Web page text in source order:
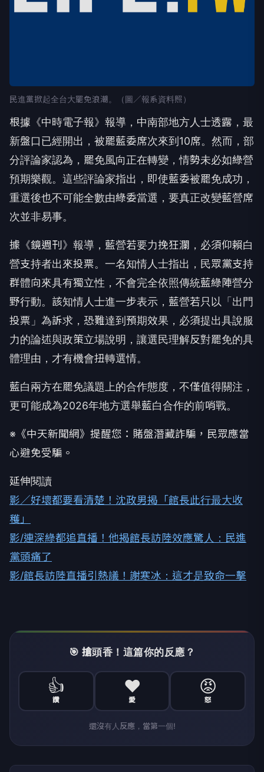
民進黨掀起全台大罷免浪潮。（圖／報系資料照）
根據《中時電子報》報導，中南部地方人士透露，最
新盤口已經開出，被罷藍委席次來到10席。然而，部
分評論家認為，罷免風向正在轉變，情勢未必如綠營
預期樂觀。這些評論家指出，即使藍委被罷免成功，
重選後也不可能全數由綠委當選，要真正改變藍營席
次並非易事。
據《鏡週刊》報導，藍營若要力挽狂瀾，必須仰賴白
營支持者出來投票。一名知情人士指出，民眾黨支持
群體向來具有獨立性，不會完全依照傳統藍綠陣營分
野行動。該知情人士進一步表示，藍營若只以「出門
投票」為訴求，恐難達到預期效果，必須提出具說服
力的論述與政策立場說明，讓選民理解反對罷免的具
體理由，才有機會扭轉選情。
藍白兩方在罷免議題上的合作態度，不僅值得關注，
更可能成為2026年地方選舉藍白合作的前哨戰。
※《中天新聞網》提醒您：賭盤潛藏詐騙，民眾應當
心避免受騙。
延伸閱讀
影／好壞都要看清楚！沈政男揭「館長此行最大收
穫」
影/連深綠都追直播！他揭館長訪陸效應驚人：民進
黨頭痛了
影/館長訪陸直播引熱議！謝寒冰：這才是致命一擊
🎯 搶頭香！這篇你的反應？
👍
讚
❤️
愛
😡
怒
還沒有人反應，當第一個!